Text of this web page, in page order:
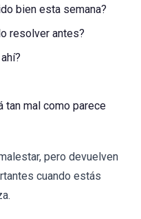
bien esta semana?
resolver antes?
tan mal como parece
pero devuelven
cuando estás